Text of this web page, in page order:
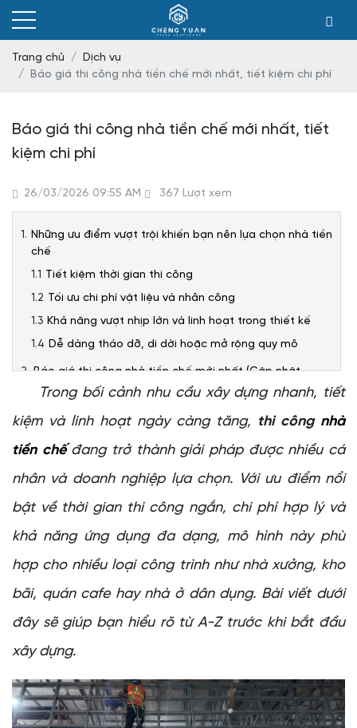
Trang chủ
Dịch vụ
Báo giá thi công nhà tiền chế mới nhất, tiết kiệm chi phí
Báo giá thi công nhà tiền chế mới nhất, tiết
kiệm chi phí
26/03/2026 09:55 AM 367 Lượt xem
Những ưu điểm vượt trội khiến bạn nên lựa chọn nhà tiền
chế
Tiết kiệm thời gian thi công
Tối ưu chi phí vật liệu và nhân công
Khả năng vượt nhịp lớn và linh hoạt trong thiết kế
Dễ dàng tháo dỡ, di dời hoặc mở rộng quy mô
Báo giá thi công nhà tiền chế mới nhất (Cập nhật
2026)
Bảng giá thi công nhà tiền chế
Các yếu tố ảnh hưởng đến giá thi công
Quy trình thi công nhà thép tiền chế tiêu chuẩn
Giai đoạn 1: Thiết kế và giải pháp kỹ thuật
Giai đoạn 2: Gia công cấu kiện thép tại nhà máy
Đơn vị thi công nhà tiền chế uy tín, chuyên nghiệp toàn
quốc
Hệ thống nhà xưởng sản xuất hiện đại
Cam kết tiến độ và minh bạch chi phí
Cam kết chất lượng từ Cheng Yuan
Trong bối cảnh nhu cầu xây dựng nhanh, tiết
kiệm và linh hoạt ngày càng tăng, thi công nhà
tiền chếđang trở thành giải pháp được nhiều cá
nhân và doanh nghiệp lựa chọn. Với ưu điểm nổi
bật về thời gian thi công ngắn, chi phí hợp lý và
khả năng ứng dụng đa dạng, mô hình này phù
hợp cho nhiều loại công trình như nhà xưởng, kho
bãi, quán cafe hay nhà ở dân dụng. Bài viết dưới
đây sẽ giúp bạn hiểu rõ từ A-Z trước khi bắt đầu
xây dựng.